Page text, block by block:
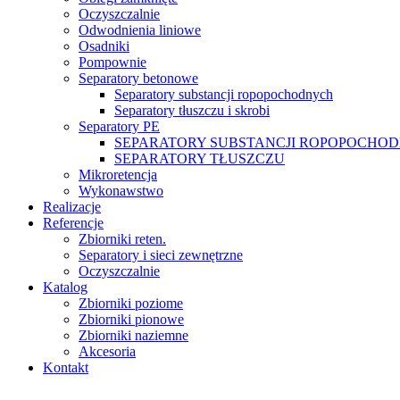
Oczyszczalnie
Odwodnienia liniowe
Osadniki
Pompownie
Separatory betonowe
Separatory substancji ropopochodnych
Separatory tłuszczu i skrobi
Separatory PE
SEPARATORY SUBSTANCJI
SEPARATORY TŁUSZCZU
Mikroretencja
Wykonawstwo
Realizacje
Referencje
Zbiorniki reten.
Separatory i sieci zewnętrzne
Oczyszczalnie
Katalog
Zbiorniki poziome
Zbiorniki pionowe
Zbiorniki naziemne
Akcesoria
Kontakt